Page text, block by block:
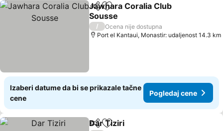
Deli Dodati u favorite
Jawhara Coralia Club
Sousse
/
Ocena nije dostupna
Port el Kantaui, Monastir: udaljenost 14.3 km
Izaberi datume da bi se prikazale tačne
cene
Pogledaj cene
Deli Dodati u favorite
Dar Tiziri